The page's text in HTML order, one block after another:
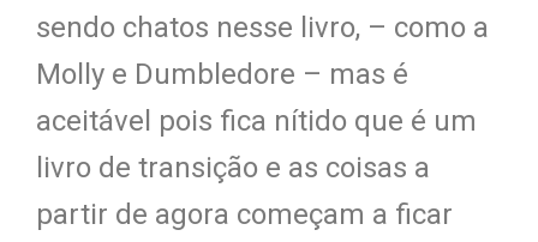
sendo chatos nesse livro, – como a
Molly e Dumbledore – mas é
aceitável pois fica nítido que é um
livro de transição e as coisas a
partir de agora começam a ficar